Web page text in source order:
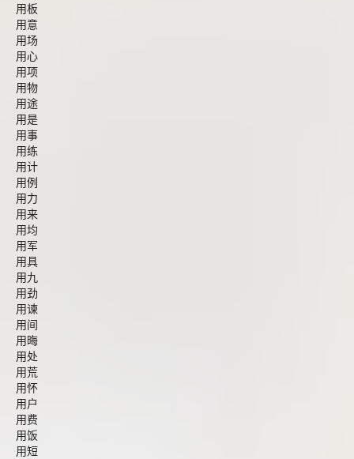
用板
用意
用场
用心
用项
用物
用途
用是
用事
用练
用计
用例
用力
用来
用均
用军
用具
用九
用劲
用谏
用间
用晦
用处
用荒
用怀
用户
用费
用饭
用短